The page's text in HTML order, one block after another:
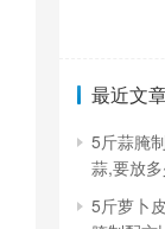
最近文
5斤蒜腌
蒜,要放多
5斤萝卜